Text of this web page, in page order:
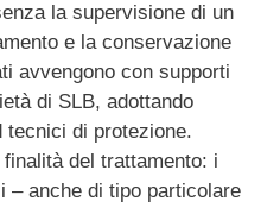
la supervisione di un
e la conservazione
avvengono con supporti
di SLB, adottando
tecnici di protezione.
del trattamento: i
– anche di tipo particolare